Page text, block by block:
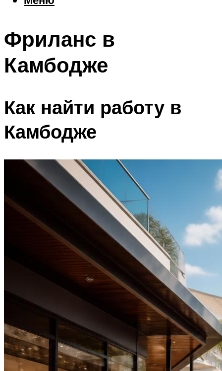
Шоппинг
Что посетить
Фриланс в
Камбодже
Как найти работу в
Камбодже